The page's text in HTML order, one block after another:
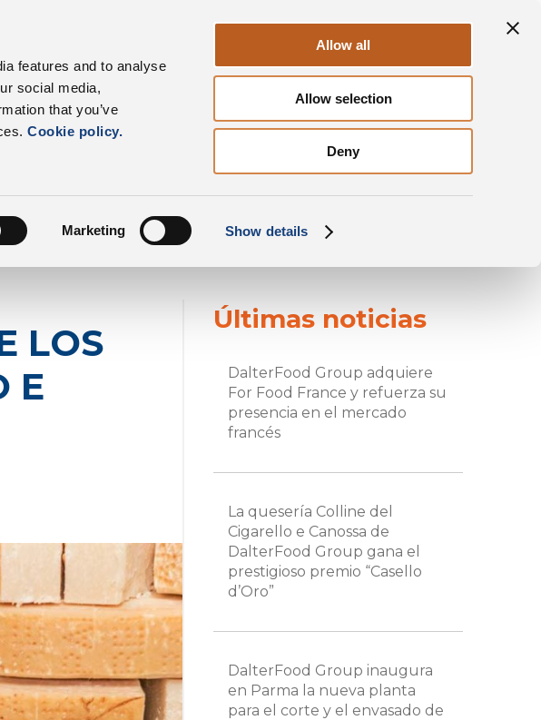
features and to analyse
social media,
that you’ve
Cookie policy.
Marketing Show details
Allow all
Allow selection
Deny
Sostenibilidad Contacto ES
LOS QUESOS PARMIGIANO REGGIANO E GRANA PADANO?
LOS
E
Últimas noticias
DalterFood Group adquiere
For Food France y refuerza su
presencia en el mercado
francés
La quesería Colline del
Cigarello e Canossa de
DalterFood Group gana el
prestigioso premio “Casello
d’Oro”
DalterFood Group inaugura
en Parma la nueva planta
para el corte y el envasado de